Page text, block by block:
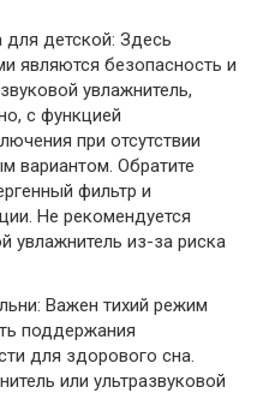
для детской: Здесь
являются безопасность и
увлажнитель,
с функцией
при отсутствии
вариантом. Обратите
фильтр и
Не рекомендуется
увлажнитель из-за риска
Важен тихий режим
поддержания
для здорового сна.
или ультразвуковой